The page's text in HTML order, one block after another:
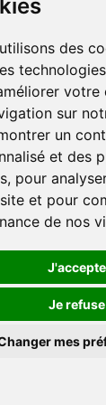
des
votre
sur
un
et des
pour
et pour
de nos
J'accepte
Je refuse
mes